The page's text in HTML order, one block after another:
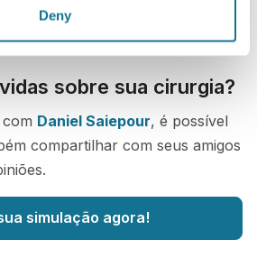
Deny
sobre sua cirurgia?
Daniel Saiepour, é possível
compartilhar com seus amigos
simulação agora!